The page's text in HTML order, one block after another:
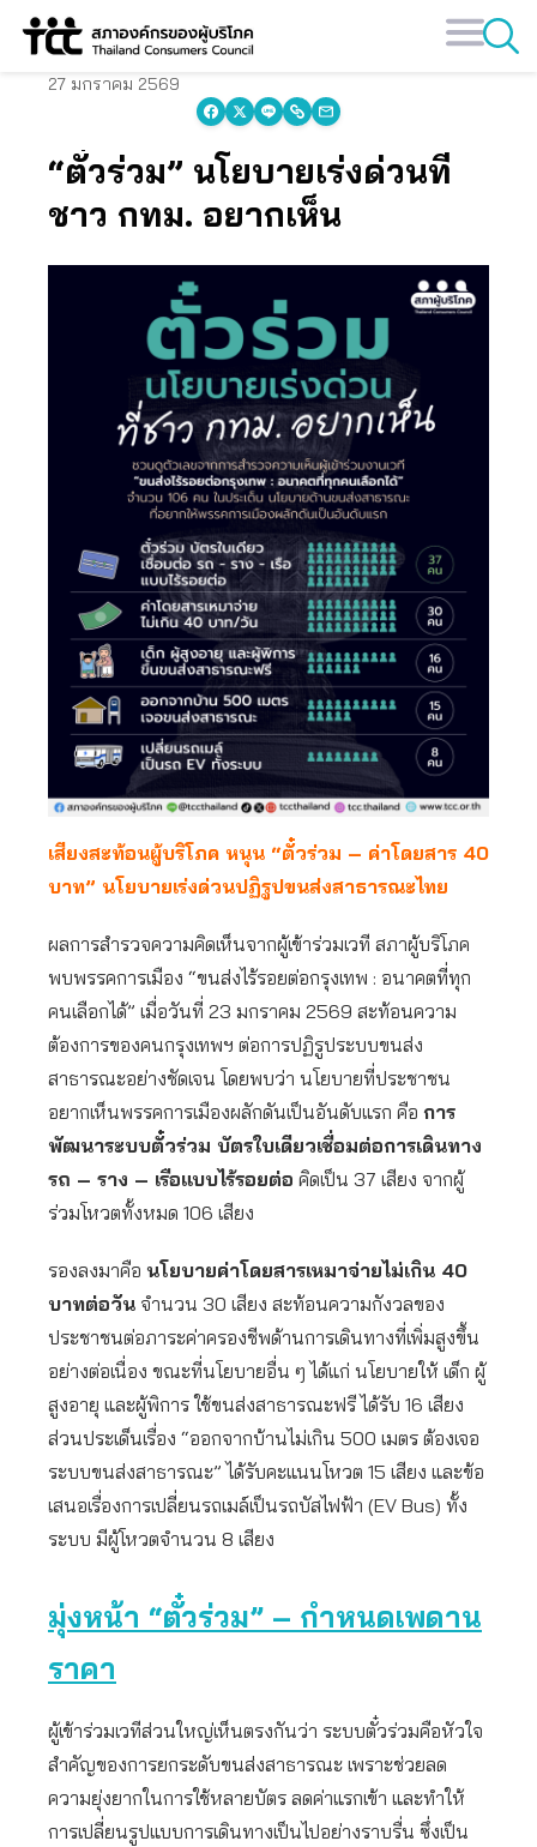
Skip
27 มกราคม 2569
“ตั๋วร่วม” นโยบายเร่งด่วนที่
ชาว กทม. อยากเห็น
เสียงสะท้อนผู้บริโภค หนุน “ตั๋วร่วม – ค่าโดยสาร 40
บาท” นโยบายเร่งด่วนปฏิรูปขนส่งสาธารณะไทย
ผลการสำรวจความคิดเห็นจากผู้เข้าร่วมเวที สภาผู้บริโภค
พบพรรคการเมือง “ขนส่งไร้รอยต่อกรุงเทพ : อนาคตที่ทุก
คนเลือกได้” เมื่อวันที่ 23 มกราคม 2569 สะท้อนความ
ต้องการของคนกรุงเทพฯ ต่อการปฏิรูประบบขนส่ง
สาธารณะอย่างชัดเจน โดยพบว่า นโยบายที่ประชาชน
อยากเห็นพรรคการเมืองผลักดันเป็นอันดับแรก คือ การ
พัฒนาระบบตั๋วร่วม บัตรใบเดียวเชื่อมต่อการเดินทาง
รถ – ราง – เรือแบบไร้รอยต่อ คิดเป็น 37 เสียง จากผู้
ร่วมโหวตทั้งหมด 106 เสียง
รองลงมาคือ นโยบายค่าโดยสารเหมาจ่ายไม่เกิน 40
บาทต่อวัน จำนวน 30 เสียง สะท้อนความกังวลของ
ประชาชนต่อภาระค่าครองชีพด้านการเดินทางที่เพิ่มสูงขึ้น
อย่างต่อเนื่อง ขณะที่นโยบายอื่น ๆ ได้แก่ นโยบายให้ เด็ก ผู้
สูงอายุ และผู้พิการ ใช้ขนส่งสาธารณะฟรี ได้รับ 16 เสียง
ส่วนประเด็นเรื่อง “ออกจากบ้านไม่เกิน 500 เมตร ต้องเจอ
ระบบขนส่งสาธารณะ” ได้รับคะแนนโหวต 15 เสียง และข้อ
เสนอเรื่องการเปลี่ยนรถเมล์เป็นรถบัสไฟฟ้า (EV Bus) ทั้ง
ระบบ มีผู้โหวตจำนวน 8 เสียง
มุ่งหน้า “ตั๋วร่วม” – กำหนดเพดาน
ราคา
ผู้เข้าร่วมเวทีส่วนใหญ่เห็นตรงกันว่า ระบบตั๋วร่วมคือหัวใจ
สำคัญของการยกระดับขนส่งสาธารณะ เพราะช่วยลด
ความยุ่งยากในการใช้หลายบัตร ลดค่าแรกเข้า และทำให้
การเปลี่ยนรูปแบบการเดินทางเป็นไปอย่างราบรื่น ซึ่งเป็น